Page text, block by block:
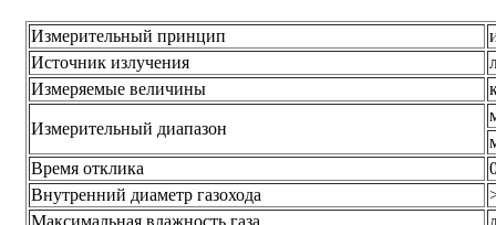
Измерительный принцип
Источник излучения
Измеряемые величины
Измерительный диапазон
Время отклика
Внутренний диаметр газохода